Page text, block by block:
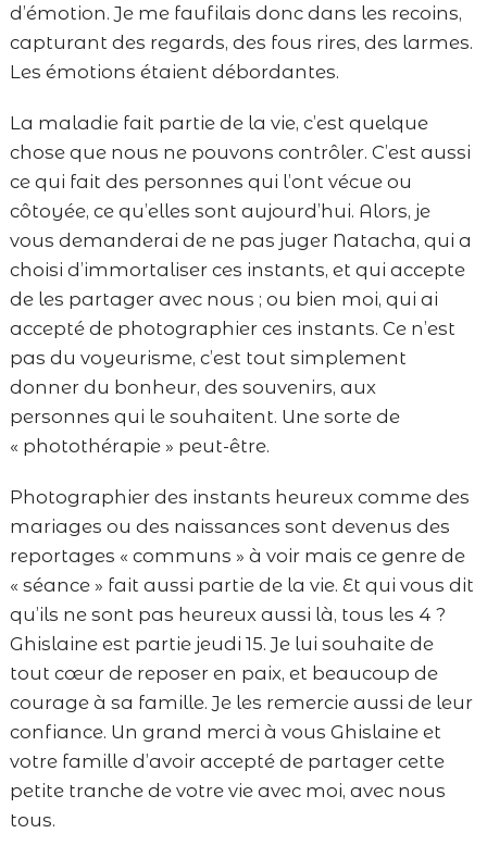
d’émotion. Je me faufilais donc dans les recoins,
capturant des regards, des fous rires, des larmes.
Les émotions étaient débordantes.
La maladie fait partie de la vie, c’est quelque
chose que nous ne pouvons contrôler. C’est aussi
ce qui fait des personnes qui l’ont vécue ou
côtoyée, ce qu’elles sont aujourd’hui. Alors, je
vous demanderai de ne pas juger Natacha, qui a
choisi d’immortaliser ces instants, et qui accepte
de les partager avec nous ; ou bien moi, qui ai
accepté de photographier ces instants. Ce n’est
pas du voyeurisme, c’est tout simplement
donner du bonheur, des souvenirs, aux
personnes qui le souhaitent. Une sorte de
« photothérapie » peut-être.
Photographier des instants heureux comme des
mariages ou des naissances sont devenus des
reportages « communs » à voir mais ce genre de
« séance » fait aussi partie de la vie. Et qui vous dit
qu’ils ne sont pas heureux aussi là, tous les 4 ?
Ghislaine est partie jeudi 15. Je lui souhaite de
tout cœur de reposer en paix, et beaucoup de
courage à sa famille. Je les remercie aussi de leur
confiance. Un grand merci à vous Ghislaine et
votre famille d’avoir accepté de partager cette
petite tranche de votre vie avec moi, avec nous
tous.